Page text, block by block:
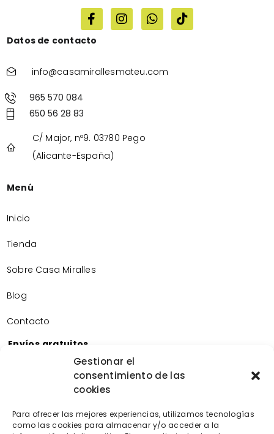
Gestionar el
consentimiento de las
cookies
Para ofrecer las mejores experiencias, utilizamos tecnologías
como las cookies para almacenar y/o acceder a la
Datos de contacto
info@casamirallesmateu.com
965 570 084
650 56 28 83
C/ Major, nº9. 03780 Pego
(Alicante-España)
Menú
Inicio
Tienda
Sobre Casa Miralles
Blog
Contacto
Envíos gratuitos
Envíos gratuitos por la compra de más de 60€.
Devoluciones gratuitas
Devoluciones gratuitas en nuestra tienda física.
Pago seguro
Tarjeta de crédito/débito.